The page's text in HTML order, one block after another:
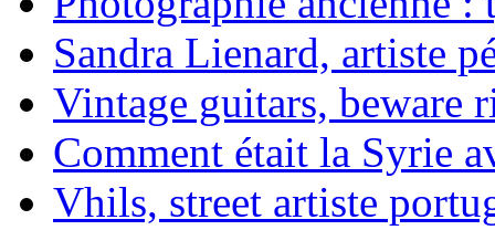
Sandra Lienard, artiste
Vintage guitars, beware
Comment était la Syrie
Vhils, street artiste